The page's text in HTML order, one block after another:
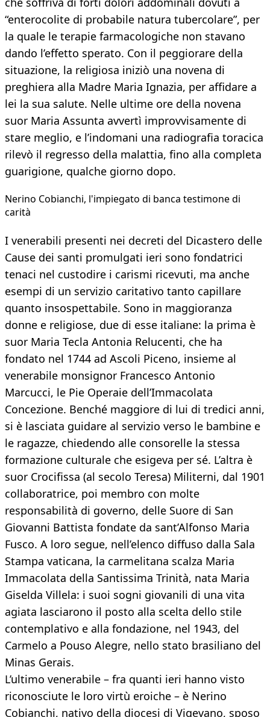
“enterocolite di probabile natura tubercolare”, per
la quale le terapie farmacologiche non stavano
dando l’effetto sperato. Con il peggiorare della
situazione, la religiosa iniziò una novena di
preghiera alla Madre Maria Ignazia, per affidare a
lei la sua salute. Nelle ultime ore della novena
suor Maria Assunta avvertì improvvisamente di
stare meglio, e l’indomani una radiografia toracica
rilevò il regresso della malattia, fino alla completa
guarigione, qualche giorno dopo.
Nerino Cobianchi, l'impiegato di banca testimone di
carità
I venerabili presenti nei decreti del Dicastero delle
Cause dei santi promulgati ieri sono fondatrici
tenaci nel custodire i carismi ricevuti, ma anche
esempi di un servizio caritativo tanto capillare
quanto insospettabile. Sono in maggioranza
donne e religiose, due di esse italiane: la prima è
suor Maria Tecla Antonia Relucenti, che ha
fondato nel 1744 ad Ascoli Piceno, insieme al
venerabile monsignor Francesco Antonio
Marcucci, le Pie Operaie dell’Immacolata
Concezione. Benché maggiore di lui di tredici anni,
si è lasciata guidare al servizio verso le bambine e
le ragazze, chiedendo alle consorelle la stessa
formazione culturale che esigeva per sé. L’altra è
suor Crocifissa (al secolo Teresa) Militerni, dal 1901
collaboratrice, poi membro con molte
responsabilità di governo, delle Suore di San
Giovanni Battista fondate da sant’Alfonso Maria
Fusco. A loro segue, nell’elenco diffuso dalla Sala
Stampa vaticana, la carmelitana scalza Maria
Immacolata della Santissima Trinità, nata Maria
Giselda Villela: i suoi sogni giovanili di una vita
agiata lasciarono il posto alla scelta dello stile
contemplativo e alla fondazione, nel 1943, del
Carmelo a Pouso Alegre, nello stato brasiliano del
Minas Gerais.
L’ultimo venerabile – fra quanti ieri hanno visto
riconosciute le loro virtù eroiche – è Nerino
Cobianchi, nativo della diocesi di Vigevano, sposo